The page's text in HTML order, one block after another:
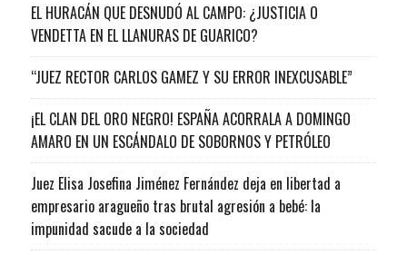
EL HURACÁN QUE DESNUDÓ AL CAMPO: ¿JUSTICIA O
VENDETTA EN EL LLANURAS DE GUARICO?
“JUEZ RECTOR CARLOS GAMEZ Y SU ERROR INEXCUSABLE”
¡EL CLAN DEL ORO NEGRO! ESPAÑA ACORRALA A DOMINGO
AMARO EN UN ESCÁNDALO DE SOBORNOS Y PETRÓLEO
Juez Elisa Josefina Jiménez Fernández deja en libertad a
empresario aragueño tras brutal agresión a bebé: la
impunidad sacude a la sociedad